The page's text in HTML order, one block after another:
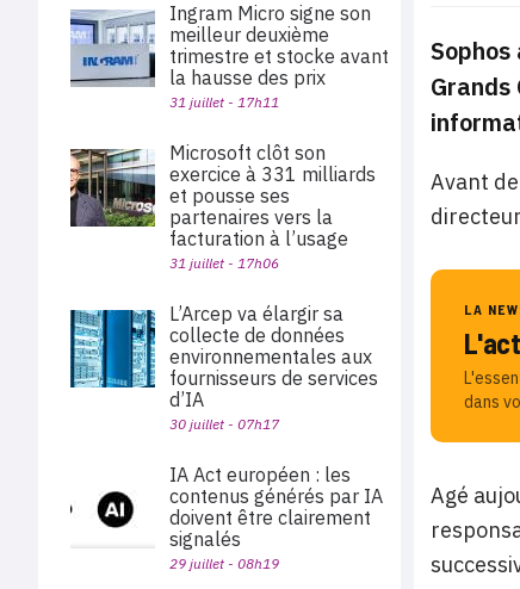
Grands
Avant
LA
dans
Agé
Ingram Micro signe son
meilleur deuxième
trimestre et stocke avant
la hausse des prix
31 juillet - 17h11
Microsoft clôt son
exercice à 331 milliards
et pousse ses
partenaires vers la
facturation à l’usage
31 juillet - 17h06
L’Arcep va élargir sa
collecte de données
environnementales aux
fournisseurs de services
d’IA
30 juillet - 07h17
IA Act européen : les
contenus générés par IA
doivent être clairement
signalés
29 juillet - 08h19